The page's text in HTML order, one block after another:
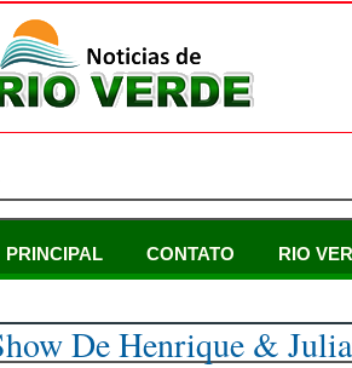
PRINCIPAL CONTATO RIO
De Henrique &